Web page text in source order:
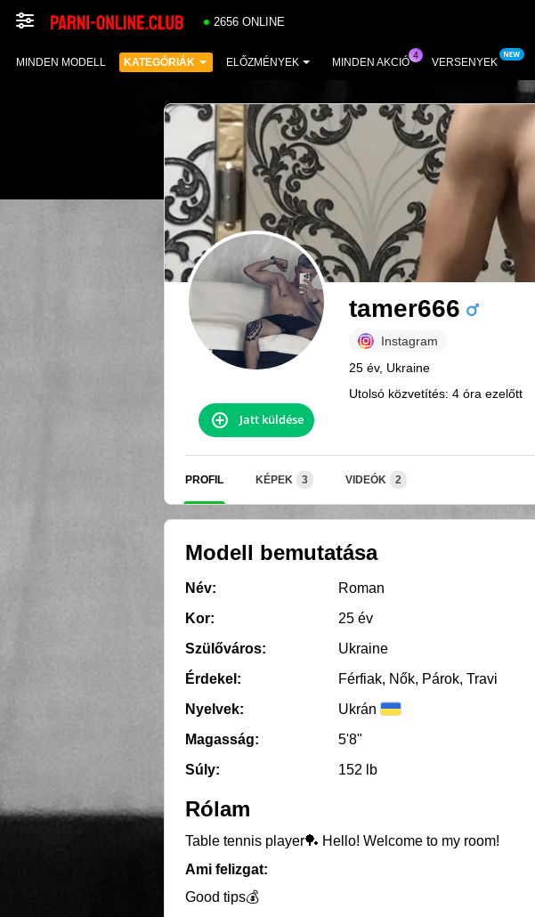
2656 ONLINE
MINDEN MODELL KATEGÓRIÁK ELŐZMÉNYEK MINDEN AKCIÓ VERSENYEK
tamer666
Instagram
25 év, Ukraine
Utolsó közvetítés: 4 óra ezelőtt
Jatt küldése
PROFIL KÉPEK 3 VIDEÓK 2
Modell bemutatása
Név:
Roman
Kor:
25 év
Szülőváros:
Ukraine
Érdekel:
Férfiak, Nők, Párok, Travi
Nyelvek:
Ukrán
Magasság:
5'8"
Súly:
152 lb
Rólam
Table tennis player🏓 Hello! Welcome to my room!
Ami felizgat:
Good tips💰